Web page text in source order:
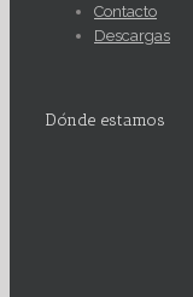
Contacto
Descargas
Dónde estamos